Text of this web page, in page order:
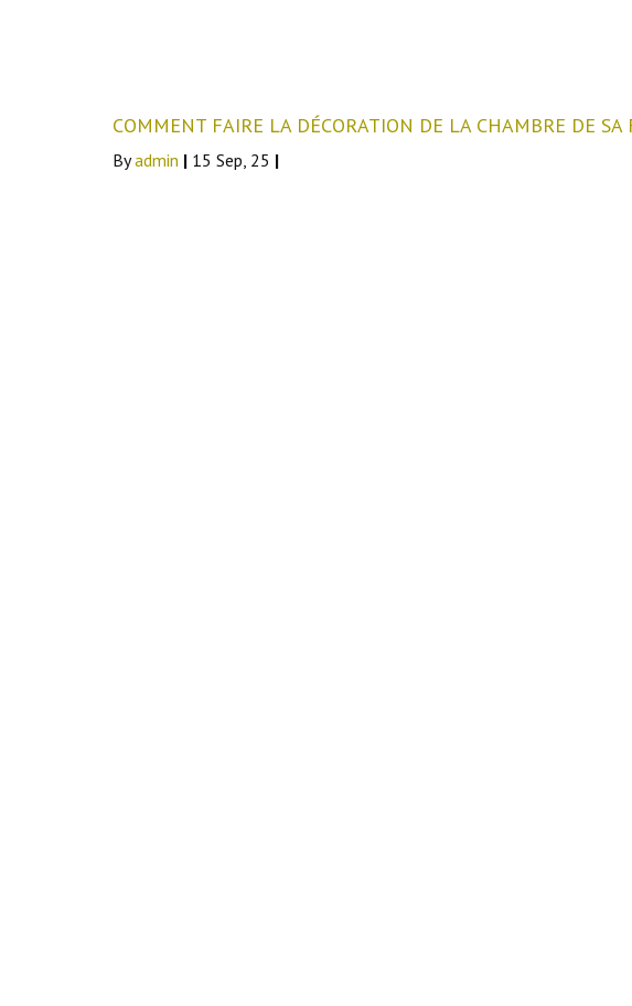
COMMENT FAIRE LA DÉCORATION DE LA CHAMBRE DE SA
Byadmin | 15 Sep, 25 |